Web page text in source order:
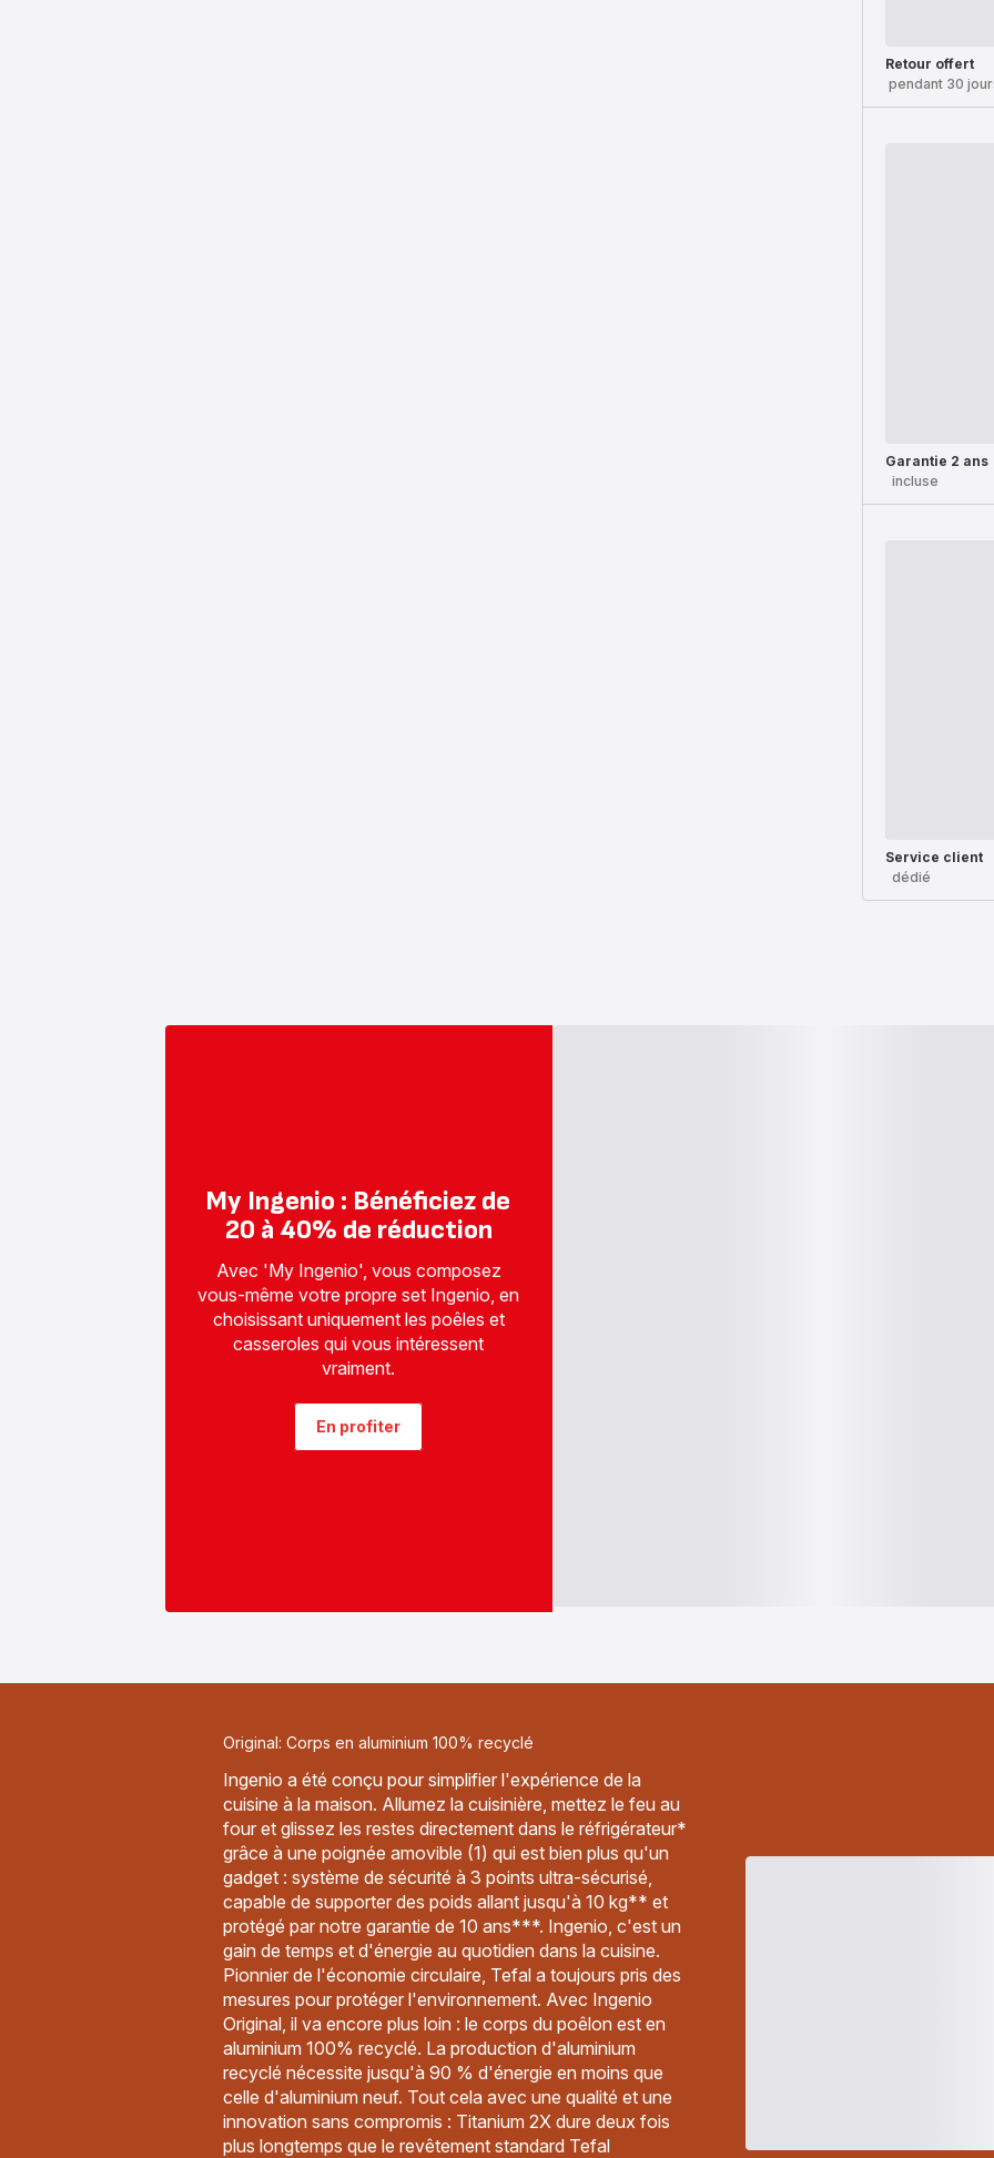
Retour offert
pendant 30
Garantie 2 ans
incluse
Service client
dédié
My Ingenio : Bénéficiez de
20 à 40% de réduction
Avec 'My Ingenio', vous composez
vous-même votre propre set Ingenio, en
choisissant uniquement les poêles et
casseroles qui vous intéressent
vraiment.
En profiter
Original: Corps en aluminium 100% recyclé
Ingenio a été conçu pour simplifier l'expérience de la
cuisine à la maison. Allumez la cuisinière, mettez le feu au
four et glissez les restes directement dans le réfrigérateur*
grâce à une poignée amovible (1) qui est bien plus qu'un
gadget : système de sécurité à 3 points ultra-sécurisé,
capable de supporter des poids allant jusqu'à 10 kg** et
protégé par notre garantie de 10 ans***. Ingenio, c'est un
gain de temps et d'énergie au quotidien dans la cuisine.
Pionnier de l'économie circulaire, Tefal a toujours pris des
mesures pour protéger l'environnement. Avec Ingenio
Original, il va encore plus loin : le corps du poêlon est en
aluminium 100% recyclé. La production d'aluminium
recyclé nécessite jusqu'à 90 % d'énergie en moins que
celle d'aluminium neuf. Tout cela avec une qualité et une
innovation sans compromis : Titanium 2X dure deux fois
plus longtemps que le revêtement standard Tefal